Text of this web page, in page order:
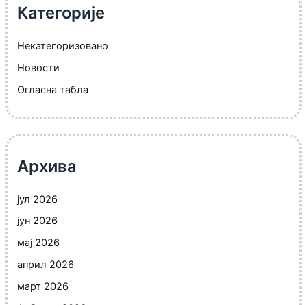
Категорије
Некатегоризовано
Новости
Огласна табла
Архива
јул 2026
јун 2026
мај 2026
април 2026
март 2026